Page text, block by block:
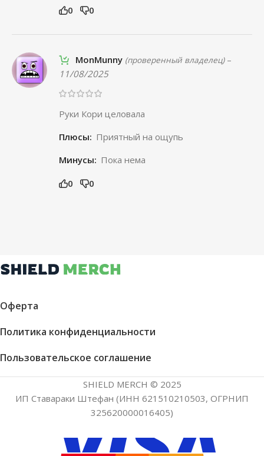
0 0
MonMunny (проверенный владелец) –
11/08/2025
Руки Кори целовала
Плюсы: Приятный на ощупь
Минусы: Пока нема
0 0
Оферта
Политика конфиденциальности
Пользовательское соглашение
SHIELD MERCH © 2025
ИП Ставараки Штефан (ИНН 621510210503, ОГРНИП
325620000016405)